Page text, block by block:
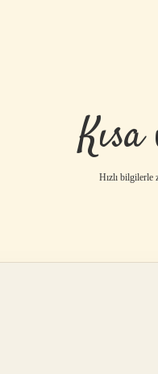
Hızlı bilgilerle